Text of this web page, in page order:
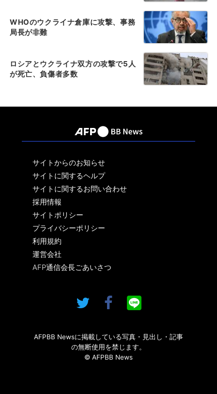
WHOのウクライナ倉庫に攻撃、事務
局長が非難
ロシアとウクライナ双方の攻撃で5人
が死亡、負傷者多数
サイトからのお知らせ
サイトに関するヘルプ
サイトに関するお問い合わせ
採用情報
サイトポリシー
プライバシーポリシー
利用規約
運営会社
AFP通信会長ごあいさつ
AFPBB Newsに掲載している写真・見出し・記事
の無断使用を禁じます。
© AFPBB News